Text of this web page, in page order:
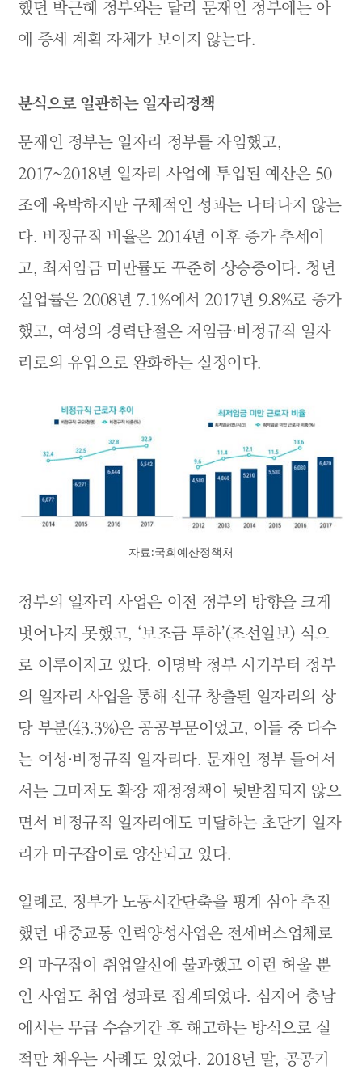
했던 박근혜 정부와는 달리 문재인 정부에는 아
예 증세 계획 자체가 보이지 않는다.
분식으로 일관하는 일자리정책
문재인 정부는 일자리 정부를 자임했고,
2017~2018년 일자리 사업에 투입된 예산은 50
조에 육박하지만 구체적인 성과는 나타나지 않는
다. 비정규직 비율은 2014년 이후 증가 추세이
고, 최저임금 미만률도 꾸준히 상승중이다. 청년
실업률은 2008년 7.1%에서 2017년 9.8%로 증가
했고, 여성의 경력단절은 저임금·비정규직 일자
리로의 유입으로 완화하는 실정이다.
자료:국회예산정책처
정부의 일자리 사업은 이전 정부의 방향을 크게
벗어나지 못했고, ‘보조금 투하’(조선일보) 식으
로 이루어지고 있다. 이명박 정부 시기부터 정부
의 일자리 사업을 통해 신규 창출된 일자리의 상
당 부분(43.3%)은 공공부문이었고, 이들 중 다수
는 여성·비정규직 일자리다. 문재인 정부 들어서
서는 그마저도 확장 재정정책이 뒷받침되지 않으
면서 비정규직 일자리에도 미달하는 초단기 일자
리가 마구잡이로 양산되고 있다.
일례로, 정부가 노동시간단축을 핑계 삼아 추진
했던 대중교통 인력양성사업은 전세버스업체로
의 마구잡이 취업알선에 불과했고 이런 허울 뿐
인 사업도 취업 성과로 집계되었다. 심지어 충남
에서는 무급 수습기간 후 해고하는 방식으로 실
적만 채우는 사례도 있었다. 2018년 말, 공공기